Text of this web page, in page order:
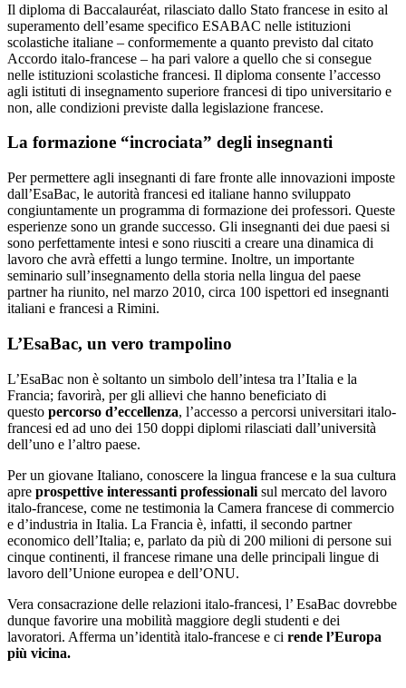
Il diploma di Baccalauréat, rilasciato dallo Stato francese in esito al
superamento dell’esame specifico ESABAC nelle istituzioni
scolastiche italiane – conformemente a quanto previsto dal citato
Accordo italo-francese – ha pari valore a quello che si consegue
nelle istituzioni scolastiche francesi. Il diploma consente l’accesso
agli istituti di insegnamento superiore francesi di tipo universitario e
non, alle condizioni previste dalla legislazione francese.
La formazione “incrociata” degli insegnanti
Per permettere agli insegnanti di fare fronte alle innovazioni imposte
dall’EsaBac, le autorità francesi ed italiane hanno sviluppato
congiuntamente un programma di formazione dei professori. Queste
esperienze sono un grande successo. Gli insegnanti dei due paesi si
sono perfettamente intesi e sono riusciti a creare una dinamica di
lavoro che avrà effetti a lungo termine. Inoltre, un importante
seminario sull’insegnamento della storia nella lingua del paese
partner ha riunito, nel marzo 2010, circa 100 ispettori ed insegnanti
italiani e francesi a Rimini.
L’EsaBac, un vero trampolino
L’EsaBac non è soltanto un simbolo dell’intesa tra l’Italia e la
Francia; favorirà, per gli allievi che hanno beneficiato di
questo percorso d’eccellenza, l’accesso a percorsi universitari italo-
francesi ed ad uno dei 150 doppi diplomi rilasciati dall’università
dell’uno e l’altro paese.
Per un giovane Italiano, conoscere la lingua francese e la sua cultura
apre prospettive interessanti professionali sul mercato del lavoro
italo-francese, come ne testimonia la Camera francese di commercio
e d’industria in Italia. La Francia è, infatti, il secondo partner
economico dell’Italia; e, parlato da più di 200 milioni di persone sui
cinque continenti, il francese rimane una delle principali lingue di
lavoro dell’Unione europea e dell’ONU.
Vera consacrazione delle relazioni italo-francesi, l’ EsaBac dovrebbe
dunque favorire una mobilità maggiore degli studenti e dei
lavoratori. Afferma un’identità italo-francese e ci rende l’Europa
più vicina.